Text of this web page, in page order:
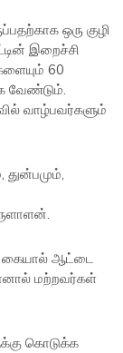
ஒரு குழி
இறைச்சி
60
வேண்டும்.
வாழ்பவர்களும்
கையால் ஆட்டை
மற்றவர்கள்
கொடுக்க